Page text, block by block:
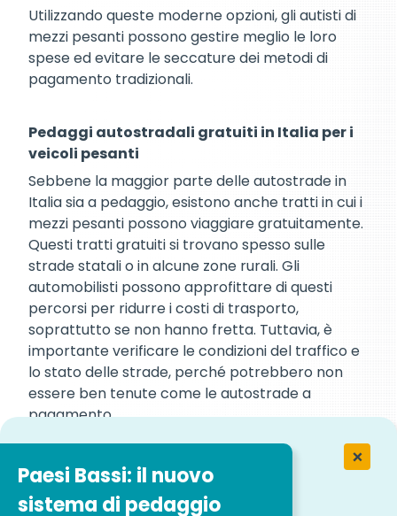
Paesi Bassi: il nuovo
sistema di pedaggio
Utilizzando queste moderne opzioni, gli autisti di
mezzi pesanti possono gestire meglio le loro
spese ed evitare le seccature dei metodi di
pagamento tradizionali.
Pedaggi autostradali gratuiti in Italia per i
veicoli pesanti
Sebbene la maggior parte delle autostrade in
Italia sia a pedaggio, esistono anche tratti in cui i
mezzi pesanti possono viaggiare gratuitamente.
Questi tratti gratuiti si trovano spesso sulle
strade statali o in alcune zone rurali. Gli
automobilisti possono approfittare di questi
percorsi per ridurre i costi di trasporto,
soprattutto se non hanno fretta. Tuttavia, è
importante verificare le condizioni del traffico e
lo stato delle strade, perché potrebbero non
essere ben tenute come le autostrade a
pagamento.
Inoltre, alcune regioni italiane, soprattutto quelle
con traffico meno intenso, possono offrire tratti
autostradali senza pedaggio. Questo può essere
particolarmente vantaggioso per i trasportatori